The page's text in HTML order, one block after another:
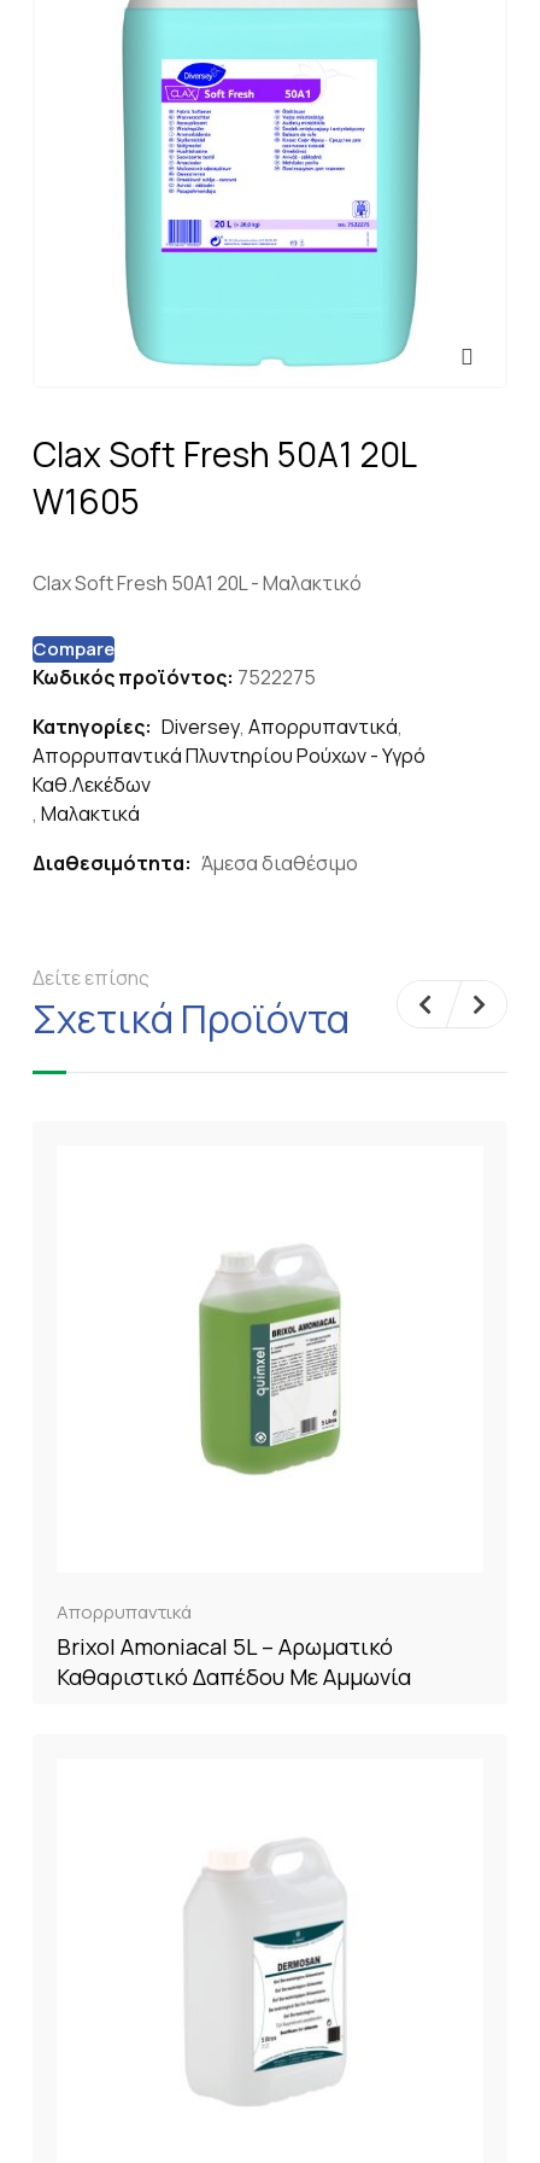
Clax Soft Fresh 50A1 20L
W1605
Clax Soft Fresh 50A1 20L - Μαλακτικό
Compare
Κωδικός προϊόντος: 7522275
Κατηγορίες: Diversey, Απορρυπαντικά,
Απορρυπαντικά Πλυντηρίου Ρούχων - Υγρό
Καθ.Λεκέδων
, Μαλακτικά
Διαθεσιμότητα: Άμεσα διαθέσιμο
Δείτε επίσης
Σχετικά Προϊόντα
Απορρυπαντικά
Brixol Amoniacal 5L – Αρωματικό
Καθαριστικό Δαπέδου Με Αμμωνία